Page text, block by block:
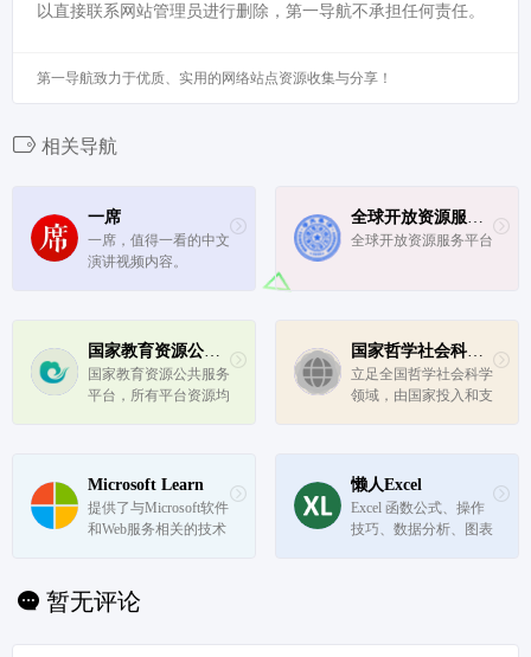
以直接联系网站管理员进行删除，第一导航不承担任何责任。
第一导航致力于优质、实用的网络站点资源收集与分享！
相关导航
一席
一席，值得一看的中文
演讲视频内容。
全球开放资源服务平台
国家教育资源公共服务
平台，所有平台资源均
立足全国哲学社会科学
领域，由国家投入和支
Microsoft Learn
提供了与Microsoft软件
和Web服务相关的技术
代码示例和其他信息。
懒人Excel
Excel 函数公式、操作
技巧、数据分析、图表
暂无评论